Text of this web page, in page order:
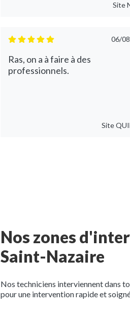
Site
06/
Ras, on a à faire à des
professionnels.
Site
Nos zones
Saint-Nazaire
Nos techniciens interviennent dans
pour une intervention rapide et